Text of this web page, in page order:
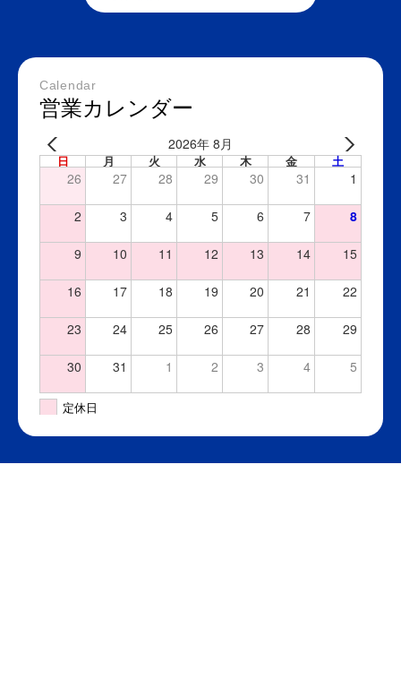
Calendar
営業カレンダー
2026年 8月
日 月 火 水 木 金 土
26 27 28 29 30 31 1
2 3 4 5 6 7 8
9 10 11 12 13 14 15
16 17 18 19 20 21 22
23 24 25 26 27 28 29
30 31 1 2 3 4 5
定休日